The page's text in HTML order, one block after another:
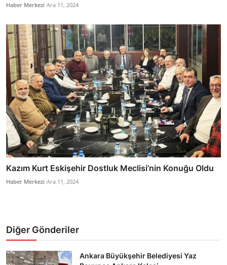
Haber Merkezi Ara 11, 2024
Kazım Kurt Eskişehir Dostluk Meclisi’nin Konuğu Oldu
Haber Merkezi Ara 11, 2024
Diğer Gönderiler
Ankara Büyükşehir Belediyesi Yaz